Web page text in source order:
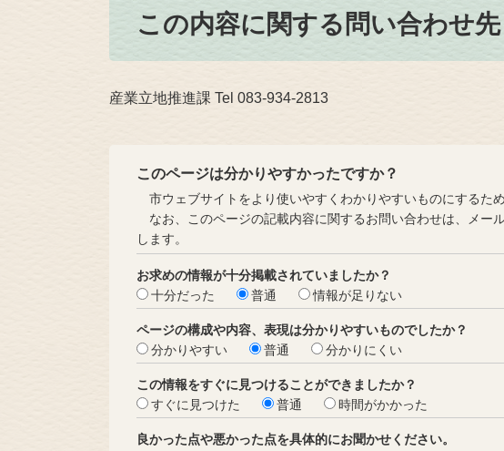
この内容に関する問い合わせ先
産業立地推進課 Tel 083-934-2813
このページは分かりやすかったですか？
市ウェブサイトをより使いやすくわかりやすいものにするた
なお、このページの記載内容に関するお問い合わせは、メー
します。
お求めの情報が十分掲載されていましたか？
十分だった
普通 情報が足りない
ページの構成や内容、表現は分かりやすいものでしたか？
分かりやすい
普通 分かりにくい
この情報をすぐに見つけることができましたか？
すぐに見つけた
普通 時間がかかった
良かった点や悪かった点を具体的にお聞かせください。